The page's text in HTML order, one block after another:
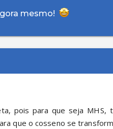
mesmo!
pois para que seja MHS,
que o cosseno se